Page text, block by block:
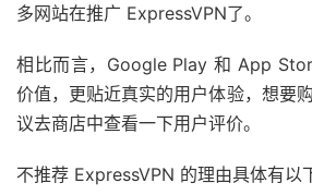
多网站在推广 ExpressVPN了。
相比而言，Google Play 和 App
价值，更贴近真实的用户体验，想要
议去商店中查看一下用户评价。
不推荐 ExpressVPN 的理由具体有以